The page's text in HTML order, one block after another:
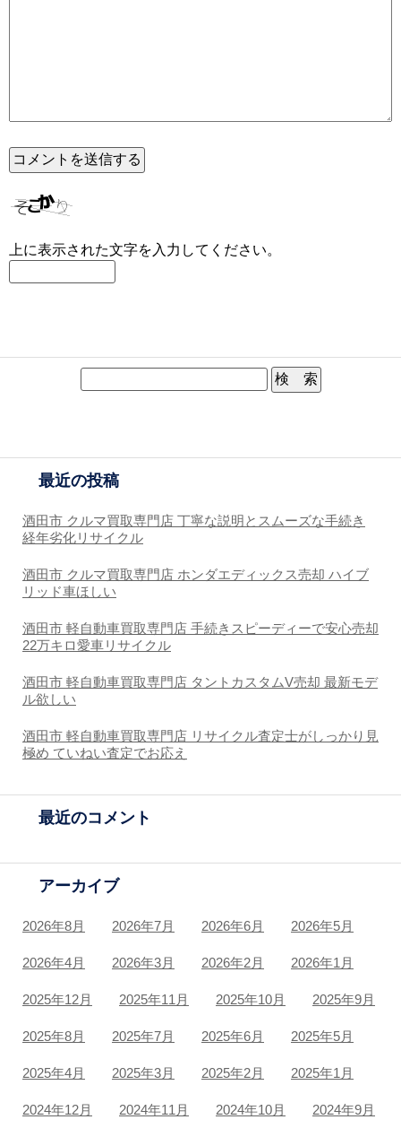
上に表示された文字を入力してください。
最近の投稿
酒田市 クルマ買取専門店 丁寧な説明とスムーズな手続き
経年劣化リサイクル
酒田市 クルマ買取専門店 ホンダエディックス売却 ハイブ
リッド車ほしい
酒田市 軽自動車買取専門店 手続きスピーディーで安心売却
22万キロ愛車リサイクル
酒田市 軽自動車買取専門店 タントカスタムV売却 最新モデ
ル欲しい
酒田市 軽自動車買取専門店 リサイクル査定士がしっかり見
極め ていねい査定でお応え
最近のコメント
アーカイブ
2026年8月 2026年7月 2026年6月 2026年5月
2026年4月 2026年3月 2026年2月 2026年1月
2025年12月 2025年11月 2025年10月 2025年9月
2025年8月 2025年7月 2025年6月 2025年5月
2025年4月 2025年3月 2025年2月 2025年1月
2024年12月 2024年11月 2024年10月 2024年9月